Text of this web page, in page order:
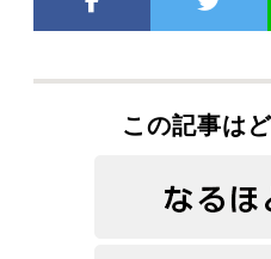
この記事は